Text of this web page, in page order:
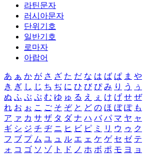
라틴문자
러시아문자
단위기호
일반기호
로마자
아랍어
あ ぁ か が さ ざ た だ な は ば ぱ ま や
き ぎ し じ ち ぢ に ひ び ぴ み り う ぅ
ぬ ふ ぶ ぷ む ゆ ゅ る え ぇ け げ せ ぜ
れ お ぉ こ ご そ ぞ と ど の ほ ぼ ぽ も
ア ァ カ サ ザ タ ダ ナ ハ バ パ マ ヤ ャ
ギ シ ジ チ ヂ ニ ヒ ビ ピ ミ リ ウ ゥ ク
フ ブ プ ム ユ ュ ル エ ェ ケ ゲ セ ゼ テ
ォ コ ゴ ソ ゾ ト ド ノ ホ ボ ポ モ ヨ ョ